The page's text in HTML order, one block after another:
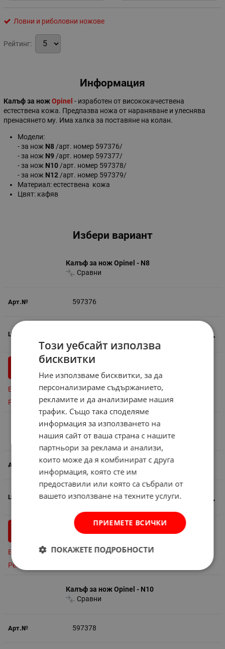
Ловни и риболовни ножове
Рейтинг:
Информация
Калъф за ножOpinel - изработен от висококачествена
естествена кожа. Предпазва ножа от нараняване и улеснява
пренасянето му. Има халка за поставяне на колан.
Модели:
- за нож N8 /арт. номер 597376/
- за нож N9 /арт. номер 597377/
- за нож N10 /арт. номер 597378/
- за нож N12 /арт. номер 597379/
Материал: естествена кожа
Цвят: кафяв
Избери вариант
597376
Калъф за нож Opinel - N8
Сравни
лв.
Бърза поръчка
Резервирай
597377
Калъф за нож Opinel - N9
Сравни
10.50€ / 20.54 лв.
КУПИ
Бърза поръчка
Резервирай
597378
Калъф за нож Opinel - N10
Сравни
Този уебсайт използва
бисквитки
Ние използваме бисквитки, за да
персонализираме съдържанието,
рекламите и да анализираме нашия
трафик. Също така споделяме
информация за използването на
нашия сайт от ваша страна с нашите
партньори за реклама и анализи,
които може да я комбинират с друга
информация, която сте им
предоставили или която са събрали от
вашето използване на техните услуги.
ПРИЕМЕТЕ ВСИЧКИ
ПОКАЖЕТЕ ПОДРОБНОСТИ